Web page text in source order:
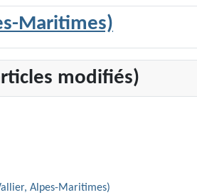
Maritimes)
modifiés)
Alpes-Maritimes)